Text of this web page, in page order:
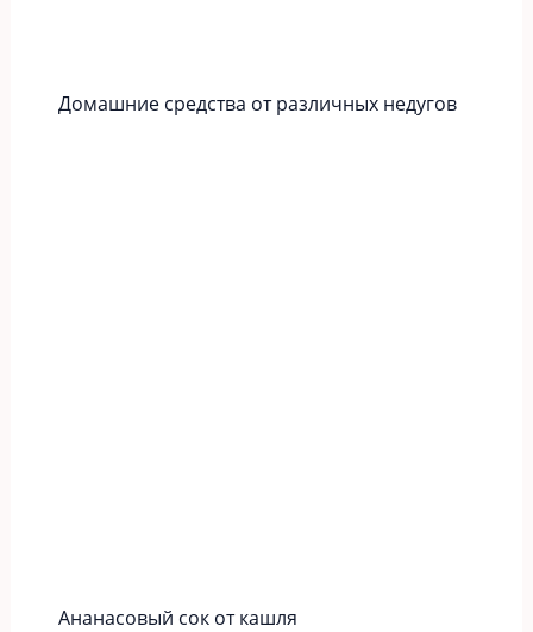
Домашние средства от различных недугов
Ананасовый сок от кашля